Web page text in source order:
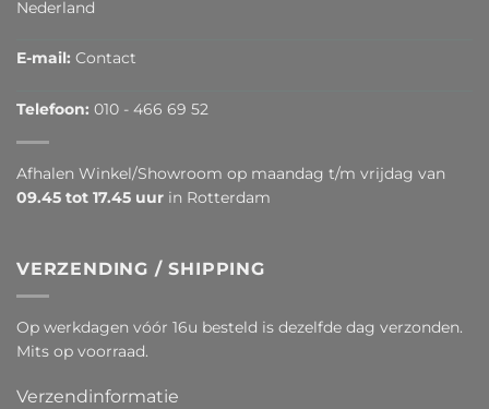
Nederland
E-mail: Contact
Telefoon: 010 - 466 69 52
Afhalen Winkel/Showroom op maandag t/m vrijdag van
09.45 tot 17.45 uur in Rotterdam
VERZENDING / SHIPPING
Op werkdagen vóór 16u besteld is dezelfde dag verzonden.
Mits op voorraad.
Verzendinformatie